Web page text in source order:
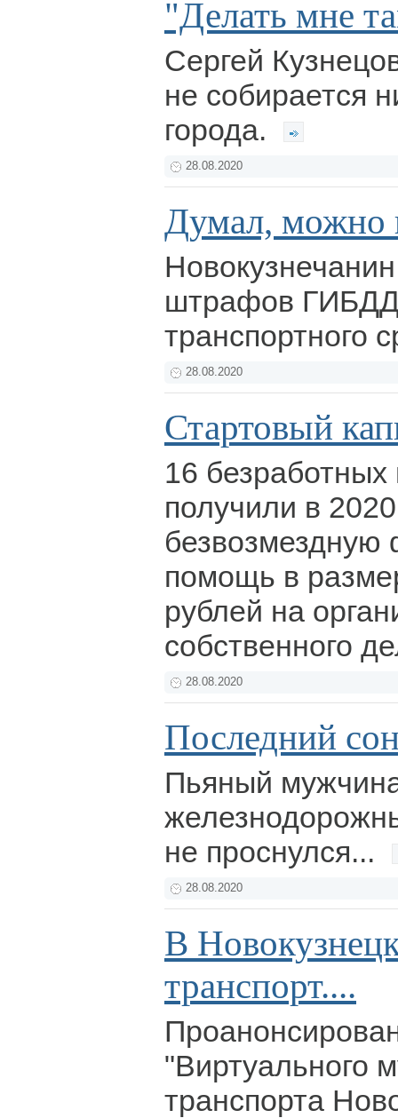
"Делать мне
Сергей
не собирается
города.
28.08.2020
Думал, можно
штрафов ГИБДД
транспортного
28.08.2020
Стартовый
16 безработных
получили в
помощь в
рублей на
собственного
28.08.2020
Последний
Пьяный
не проснулся...
28.08.2020
В
транспорт....
"Виртуального
транспорта